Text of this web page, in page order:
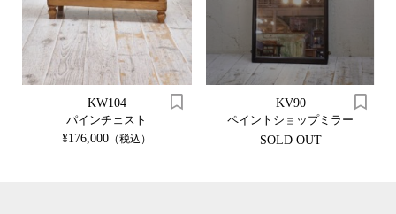
KW104
パインチェスト
¥176,000 （税込）
KV90
ペイントショップミラー
SOLD OUT